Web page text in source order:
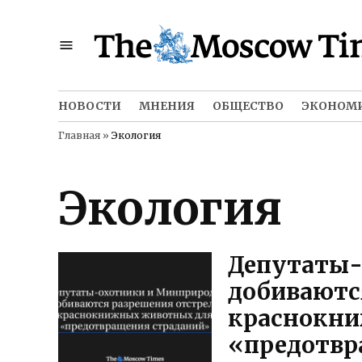
НОВОСТИ МНЕНИЯ ОБЩЕСТВО
Главная » Экология
Экология